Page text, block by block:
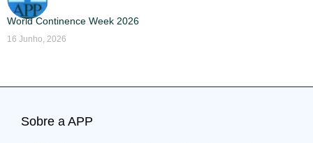
World Continence Week 2026
16 Junho, 2026
Sobre a APP